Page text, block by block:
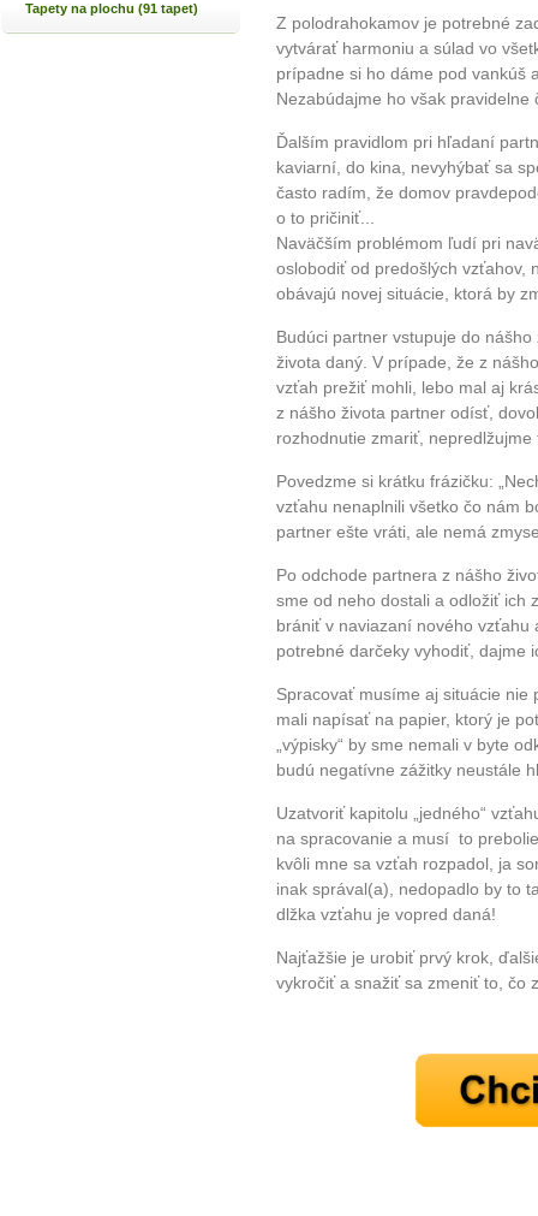
10 tipů
Máte pocit, že jste unaveni
Tapety na plochu (91 tapet)
Z polodrahokamov je potrebné
vytvárať harmoniu a súlad vo
prípadne si ho dáme pod vankúš
Nezabúdajme ho však
Ďalším pravidlom pri hľadaní
kaviarní, do kina, nevyhýbať sa
často radím, že domov
o to pričiniť...
Naväčším problémom ľudí pri
oslobodiť od predošlých vzťahov,
obávajú novej situácie, ktorá by
Budúci partner vstupuje do
života daný. V prípade, že z
vzťah prežiť mohli, lebo mal aj
z nášho života partner odísť,
rozhodnutie zmariť,
Povedzme si krátku frázičku:
vzťahu nenaplnili všetko čo nám
partner ešte vráti, ale nemá
Po odchode partnera z nášho
sme od neho dostali a odložiť ich
brániť v naviazaní nového vzťahu
potrebné darčeky vyhodiť, dajme
Spracovať musíme aj situácie nie
mali napísať na papier, ktorý je
„výpisky“ by sme nemali v byte
budú negatívne zážitky neustále
Uzatvoriť kapitolu „jedného“
na spracovanie a musí to
kvôli mne sa vzťah rozpadol, ja
inak správal(a), nedopadlo by to
dlžka vzťahu je vopred daná!
Najťažšie je urobiť prvý krok,
vykročiť a snažiť sa zmeniť to, čo